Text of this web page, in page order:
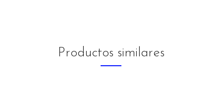
Productos similares